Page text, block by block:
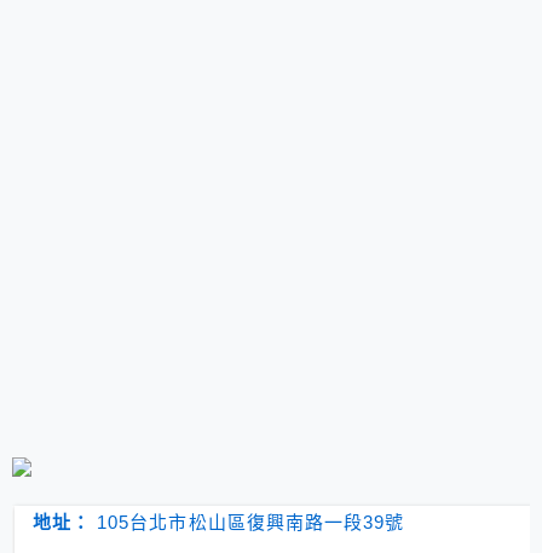
地址： 105台北市松山區復興南路一段39號